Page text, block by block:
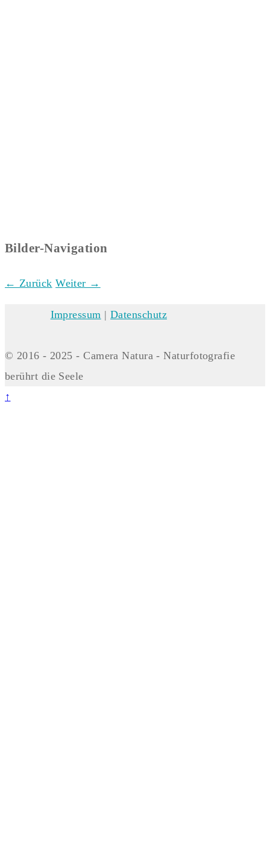
Bilder-Navigation
← Zurück Weiter →
Impressum |Datenschutz
© 2016 - 2025 - Camera Natura - Naturfotografie
berührt die Seele
↑